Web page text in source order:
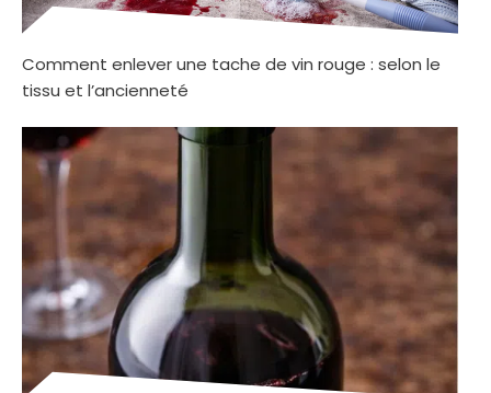
Comment enlever une tache de vin rouge : selon le
tissu et l’ancienneté